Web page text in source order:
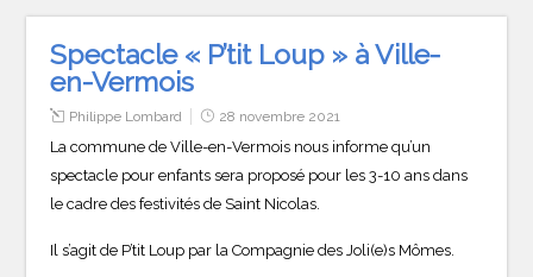
Spectacle « P’tit Loup » à Ville-
en-Vermois
Philippe Lombard 28 novembre 2021
La commune de Ville-en-Vermois nous informe qu’un
spectacle pour enfants sera proposé pour les 3-10 ans dans
le cadre des festivités de Saint Nicolas.
Il s’agit de P’tit Loup par la Compagnie des Joli(e)s Mômes.